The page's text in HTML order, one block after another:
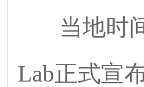
当地时间
Lab正式宣